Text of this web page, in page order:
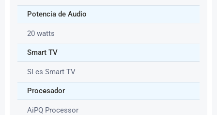
Potencia de Audio
20 watts
Smart TV
SI es Smart TV
Procesador
AiPQ Processor